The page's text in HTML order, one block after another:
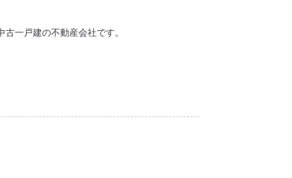
一戸建の不動産会社です。